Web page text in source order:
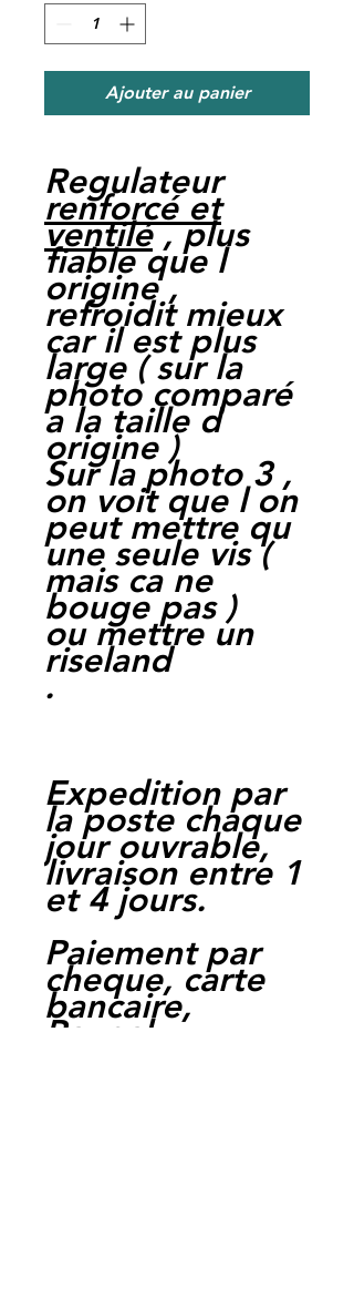
Ajouter au panier
Regulateur
renforcé et
ventilé, plus
fiable que l
origine ,
refroidit mieux
car il est plus
large ( sur la
photo comparé
a la taille d
origine )
Sur la photo 3 ,
on voit que l on
peut mettre qu
une seule vis (
mais ca ne
bouge pas )
ou mettre un
riseland
.
Expedition par
la poste chaque
jour ouvrable,
livraison entre 1
et 4 jours.
Paiement par
cheque, carte
bancaire,
Paypal,